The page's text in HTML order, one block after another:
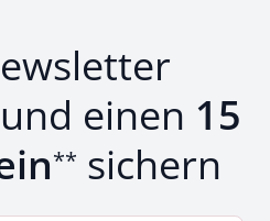
einen 15
** sichern